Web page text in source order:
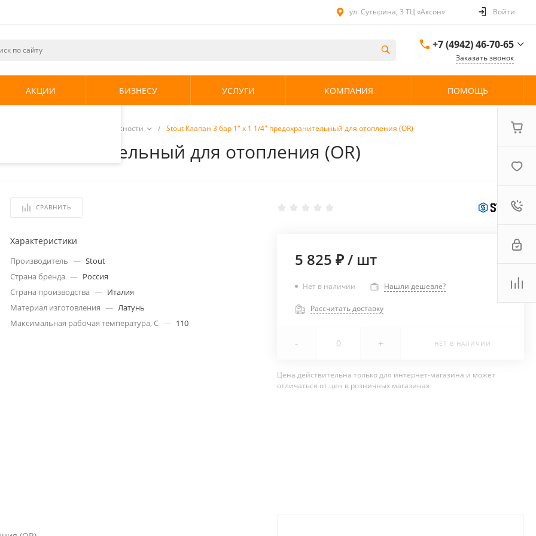
и
использования.
.
ул. Сутырина, 3 ТЦ «Аксон» Войти
+7 (4942) 46-70-65
ул. Сутырина, 3 ТЦ
Заказать звонок
АКЦИИ БИЗНЕСУ УСЛУГИ КОМПАНИЯ ПОМОЩЬ
Группы безопасности / Stout Клапан 3 бар 1" х 1 1/4" предохранительный для отопления (OR)
для отопления (OR)
СРАВНИТЬ
Характеристики
Производитель — Stout
Страна бренда — Россия
Страна производства — Италия
Материал изготовления — Латунь
Максимальная рабочая температура, С — 110
5 825 ₽/ шт
Нет в наличии Нашли дешевле?
Рассчитать доставку
- + НЕТ В НАЛИЧИИ
Цена действительна только для интернет-магазина и может
отличаться от цен в розничных магазинах